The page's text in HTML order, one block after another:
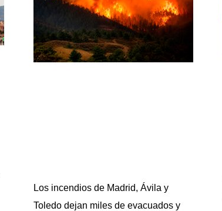
Los incendios de Madrid, Ávila y
Toledo dejan miles de evacuados y